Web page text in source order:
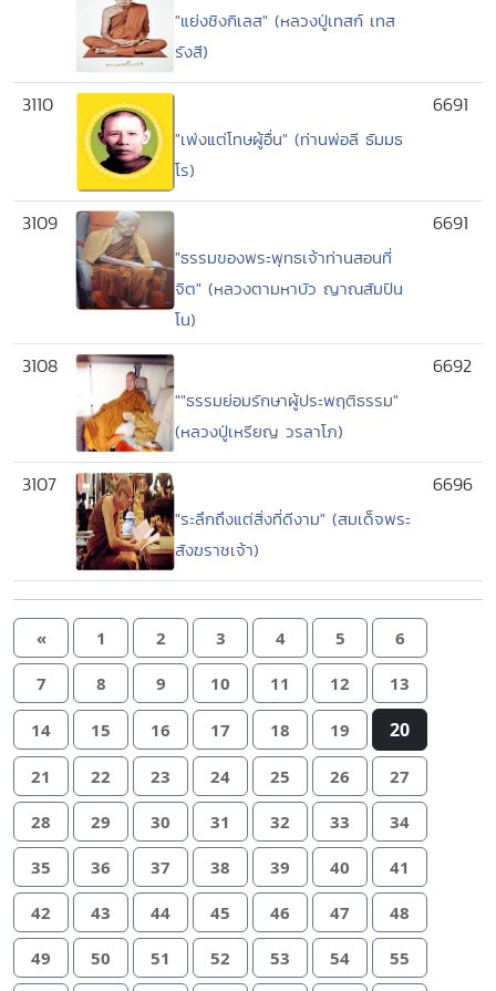
"แย่งชิงกิเลส" (หลวงปู่เทสก์ เทส
รังสี)
3110
"เพ่งแต่โทษผู้อื่น" (ท่านพ่อลี ธัมมธ
โร)
6691
3109
"ธรรมของพระพุทธเจ้าท่านสอนที่
จิต" (หลวงตามหาบัว ญาณสัมปัน
โน)
6691
3108
""ธรรมย่อมรักษาผู้ประพฤติธรรม"
(หลวงปู่เหรียญ วรลาโภ)
6692
3107
"ระลึกถึงแต่สิ่งที่ดีงาม" (สมเด็จพระ
สังฆราชเจ้า)
6696
« 1 2 3 4 5 6
7 8 9 10 11 12 13
14 15 16 17 18 19 20
21 22 23 24 25 26 27
28 29 30 31 32 33 34
35 36 37 38 39 40 41
42 43 44 45 46 47 48
49 50 51 52 53 54 55